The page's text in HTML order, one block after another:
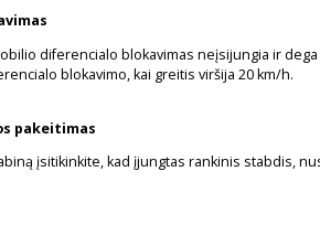
diferencialo blokavimas neįsijungia ir
blokavimo, kai greitis viršija 20 km/h.
pakeitimas
įsitikinkite, kad įjungtas rankinis stabdis,